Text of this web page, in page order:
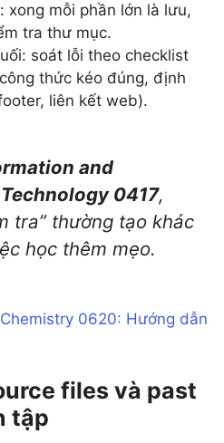
xong mỗi phần lớn là lưu,
tra thư mục.
soát lỗi theo checklist
thức kéo đúng, định
liên kết web).
and
0417,
tra” thường tạo khác
học thêm mẹo.
Chemistry 0620: Hướng dẫn
files và past
tập